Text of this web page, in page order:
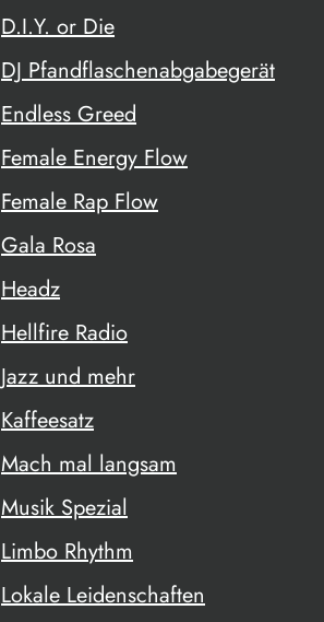
D.I.Y. or Die
DJ Pfandflaschenabgabegerät
Endless Greed
Female Energy Flow
Female Rap Flow
Gala Rosa
Headz
Hellfire Radio
Jazz und mehr
Kaffeesatz
Mach mal langsam
Musik Spezial
Limbo Rhythm
Lokale Leidenschaften